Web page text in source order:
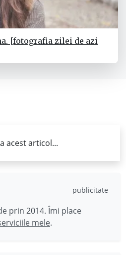
[fotografia zilei de azi
acest articol...
publicitate
prin 2014. Îmi place
mele.